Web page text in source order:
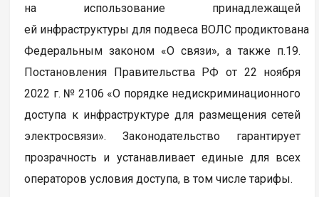
на использование принадлежащей
ей инфраструктуры для подвеса ВОЛС продиктована
Федеральным законом «О связи», а также п.19.
Постановления Правительства РФ от 22 ноября
2022 г. № 2106 «О порядке недискриминационного
доступа к инфраструктуре для размещения сетей
электросвязи». Законодательство гарантирует
прозрачность и устанавливает единые для всех
операторов условия доступа, в том числе тарифы.